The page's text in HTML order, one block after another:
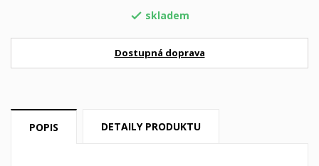
 skladem
Dostupná doprava
POPIS DETAILY PRODUKTU